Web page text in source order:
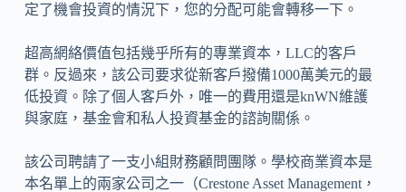
定了機會投資的情況下，您的分配可能會轉移一下。
超高網絡價值包括幾乎所有的專業資本，LLC的客戶
群。反過來，該公司要求從新客戶撥備1000萬美元的最
低投資。除了個人客戶外，唯一的費用還是knWN維護
與家庭，基金會和私人投資基金的諮詢關係。
該公司聘請了一支小組財務顧問團隊。學校商業資本是
本名單上的兩家公司之一（Crestone Asset Management，